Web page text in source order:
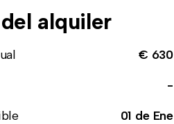
alquiler
€ 630
-
01 de Ene